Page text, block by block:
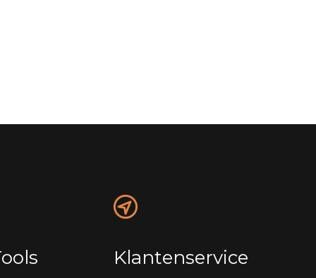
Klantenservice